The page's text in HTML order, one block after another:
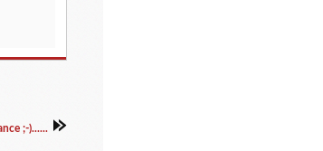
;-)......